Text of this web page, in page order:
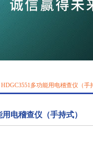
HDGC3551多功能用电稽查仪（手
电稽查仪（手持式）